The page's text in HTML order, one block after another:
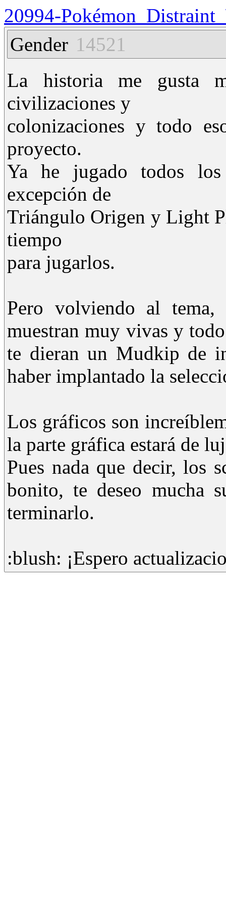
20994-
Gender 14521
La historia me gusta
civilizaciones y
colonizaciones y todo
proyecto.
Ya he jugado todos
excepción de
Triángulo Origen y Light
tiempo
para jugarlos.
Pero volviendo al
muestran muy vivas y
te dieran un Mudkip de
haber implantado la
Los gráficos son
la parte gráfica estará de
Pues nada que decir, los
bonito, te deseo mucha
terminarlo.
:blush: ¡Espero